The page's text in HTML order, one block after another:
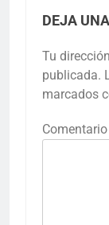
DEJA
Tu
publicada.
marcados
Comentario